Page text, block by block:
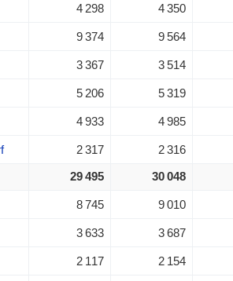
4 298 4 350
9 374 9 564
3 367 3 514
5 206 5 319
4 933 4 985
2 317 2 316
29 495 30 048
8 745 9 010
3 633 3 687
2 117 2 154